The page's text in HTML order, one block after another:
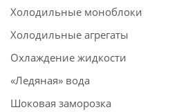
Холодильные моноблоки
Холодильные агрегаты
Охлаждение жидкости
«Ледяная» вода
Шоковая заморозка